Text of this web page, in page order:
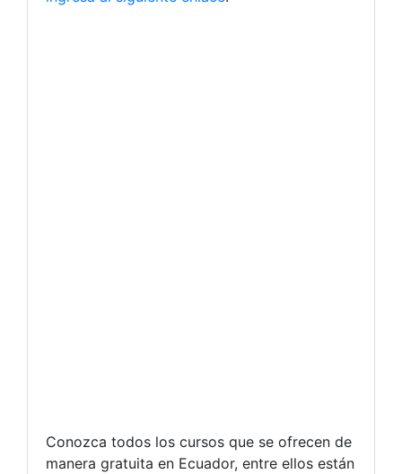
Conozca todos los cursos que se ofrecen de
manera gratuita en Ecuador, entre ellos están